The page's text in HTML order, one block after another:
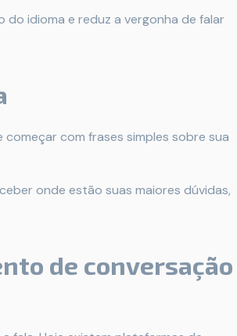
idioma e reduz a vergonha de falar
com frases simples sobre sua
onde estão suas maiores dúvidas,
de conversação